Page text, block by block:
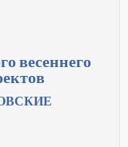
весеннего